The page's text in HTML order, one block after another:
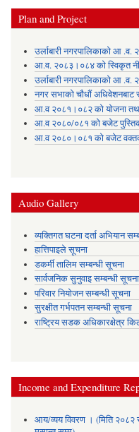
Plan and Project
उर्लाबारी नगरपालिकाको आ
आ.व. २०८३।०८४ को स्विकृत
उर्लाबारी नगरपालिकाको आ
नगर सभाको चौधौं अधिवेशनबाट
आ.व २०८१।०८२ को योजना
आ.व २०८०/०८१ को बजेट
आ.व २०८०।०८१ को बजेट
Audio Gallery
व्यक्तिगत घटना दर्ता अभियान
हात्तिपाइले सूचना
डकर्मी तालिम सम्बन्धी सूचना
सार्वजनिक सुनुवाइ सम्बन्धी सूचना
परिवार नियोजन सम्बन्धी सूचना
सुरक्षीत गर्भपतन सम्बन्धी सूचना
राष्ट्रिय सडक अधिकारक्षेत्र
Income and Expenditure
आय/व्यय विवरण । (मिति